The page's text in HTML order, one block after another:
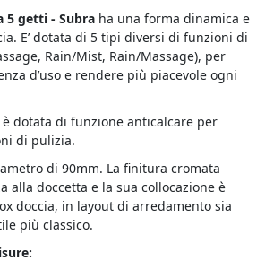
5 getti - Subra ha una forma dinamica e
E’ dotata di 5 tipi diversi di funzioni di
Rain/Mist, Rain/Massage), per
d’uso e rendere più piacevole ogni
dotata di funzione anticalcare per
di pulizia.
di 90mm. La finitura cromata
alla doccetta e la sua collocazione è
doccia, in layout di arredamento sia
più classico.